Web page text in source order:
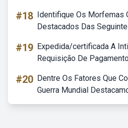
#18 Identifique Os Morfemas
Destacados Das
#19 Expedida/certificada A
Requisição De
#20 Dentre Os Fatores Que
Guerra Mundial